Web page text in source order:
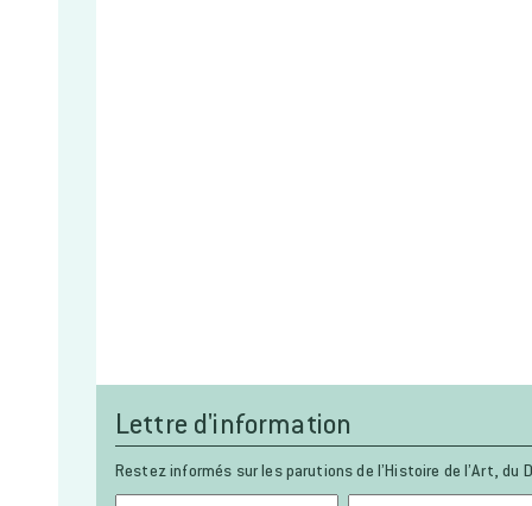
Lettre d'information
Restez informés sur les parutions de l’Histoire de l’Art, du